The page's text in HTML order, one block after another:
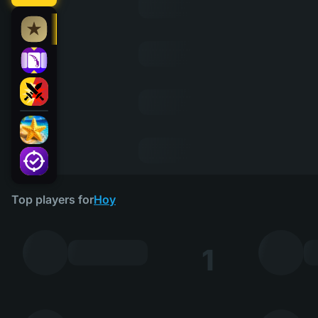
Top players forHoy
1